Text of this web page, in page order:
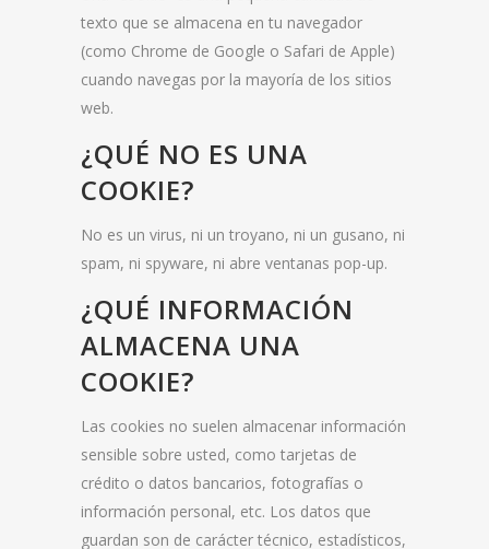
texto que se almacena en tu navegador
(como Chrome de Google o Safari de Apple)
cuando navegas por la mayoría de los sitios
web.
¿QUÉ NO ES UNA
COOKIE?
No es un virus, ni un troyano, ni un gusano, ni
spam, ni spyware, ni abre ventanas pop-up.
¿QUÉ INFORMACIÓN
ALMACENA UNA
COOKIE?
Las cookies no suelen almacenar información
sensible sobre usted, como tarjetas de
crédito o datos bancarios, fotografías o
información personal, etc. Los datos que
guardan son de carácter técnico, estadísticos,